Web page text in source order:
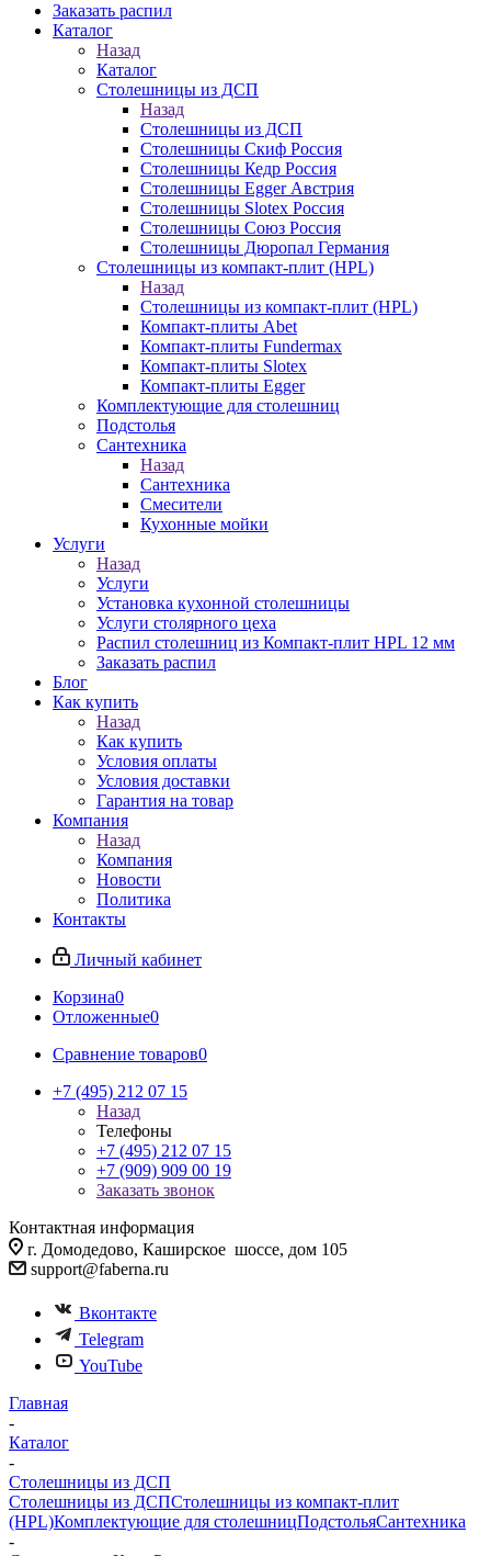
Заказать распил
Каталог
Назад
Каталог
Столешницы из ДСП
Назад
Столешницы из ДСП
Столешницы Скиф Россия
Столешницы Кедр Россия
Столешницы Egger Австрия
Столешницы Slotex Россия
Столешницы Союз Россия
Столешницы Дюропал Германия
Столешницы из компакт-плит (HPL)
Назад
Столешницы из компакт-плит (HPL)
Компакт-плиты Abet
Компакт-плиты Fundermax
Компакт-плиты Slotex
Компакт-плиты Egger
Комплектующие для столешниц
Подстолья
Сантехника
Назад
Сантехника
Смесители
Кухонные мойки
Услуги
Назад
Услуги
Установка кухонной столешницы
Услуги столярного цеха
Распил столешниц из Компакт-плит HPL 12 мм
Заказать распил
Блог
Как купить
Назад
Как купить
Условия оплаты
Условия доставки
Гарантия на товар
Компания
Назад
Компания
Новости
Политика
Контакты
Личный кабинет
Корзина0
Отложенные0
Сравнение товаров0
+7 (495) 212 07 15
Назад
Телефоны
+7 (495) 212 07 15
+7 (909) 909 00 19
Заказать звонок
Контактная информация
г. Домодедово, Каширское шоссе, дом 105
support@faberna.ru
Вконтакте
Telegram
YouTube
Главная
-
Каталог
-
Столешницы из ДСП
Столешницы из ДСПСтолешницы из компакт-плит
(HPL)Комплектующие для столешницПодстольяСантехника
-